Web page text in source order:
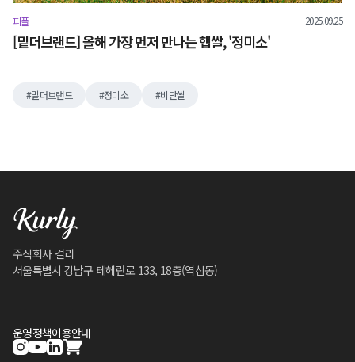
피플 2025.09.25
[밑더브랜드] 올해 가장 먼저 만나는 햅쌀, '정미소'
밑더브랜드 정미소 비단쌀
주식회사 컬리
서울특별시 강남구 테헤란로 133, 18층(역삼동)
운영정책이용안내